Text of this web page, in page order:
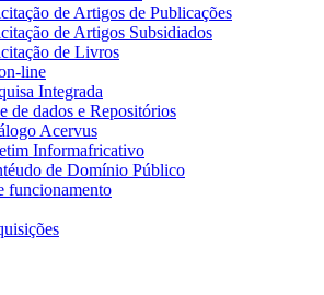
de Artigos de Publicações
de Artigos Subsidiados
de Livros
line
Integrada
de dados e Repositórios
Acervus
Informafricativo
de Domínio Público
funcionamento